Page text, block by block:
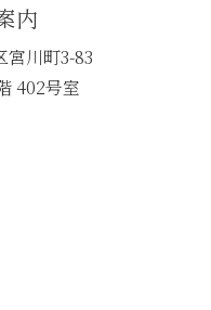
内
宮川町3-83
402号室